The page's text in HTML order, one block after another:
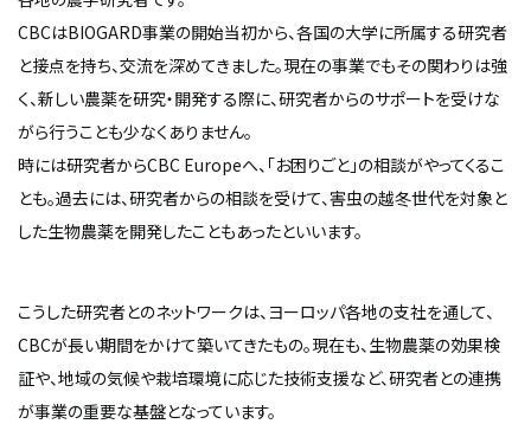
CBCはBIOGARD事業の開始当初から、各国の大学に所属する研究者
と接点を持ち、交流を深めてきました。現在の事業でもその関わりは強
く、新しい農薬を研究・開発する際に、研究者からのサポートを受けな
がら行うことも少なくありません。
時には研究者からCBC Europeへ、「お困りごと」の相談がやってくるこ
とも。過去には、研究者からの相談を受けて、害虫の越冬世代を対象と
した生物農薬を開発したこともあったといいます。
こうした研究者とのネットワークは、ヨーロッパ各地の支社を通して、
CBCが長い期間をかけて築いてきたもの。現在も、生物農薬の効果検
証や、地域の気候や栽培環境に応じた技術支援など、研究者との連携
が事業の重要な基盤となっています。